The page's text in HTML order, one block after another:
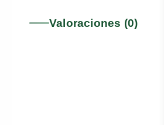
Valoraciones (0)